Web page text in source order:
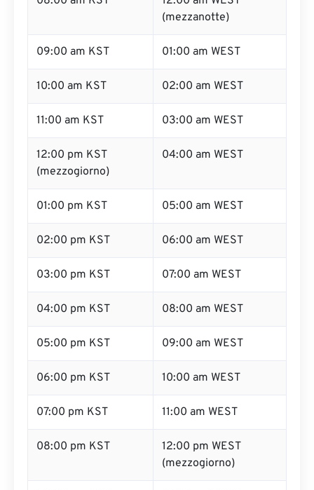
(mezzanotte)
09:00 am KST 01:00 am WEST
10:00 am KST 02:00 am WEST
11:00 am KST 03:00 am WEST
12:00 pm KST
(mezzogiorno)
04:00 am WEST
01:00 pm KST 05:00 am WEST
02:00 pm KST 06:00 am WEST
03:00 pm KST 07:00 am WEST
04:00 pm KST 08:00 am WEST
05:00 pm KST 09:00 am WEST
06:00 pm KST 10:00 am WEST
07:00 pm KST 11:00 am WEST
08:00 pm KST
12:00 pm WEST
(mezzogiorno)